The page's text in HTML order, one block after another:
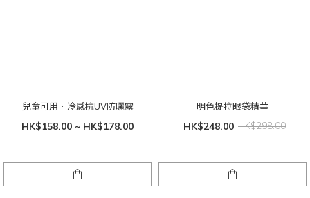
兒童可用．冷感抗UV防曬露
HK$158.00 ~ HK$178.00
明色提拉眼袋精華
HK$248.00 HK$298.00